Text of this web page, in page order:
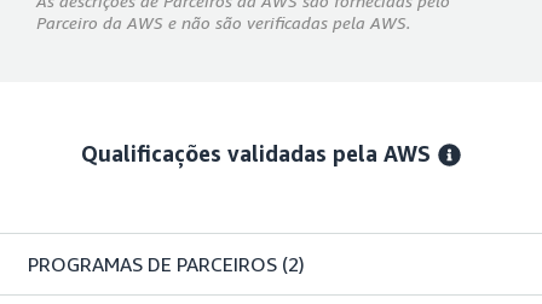
Parceiro da AWS e não são verificadas pela AWS.
Qualificações validadas pela AWS
PROGRAMAS DE PARCEIROS (2)